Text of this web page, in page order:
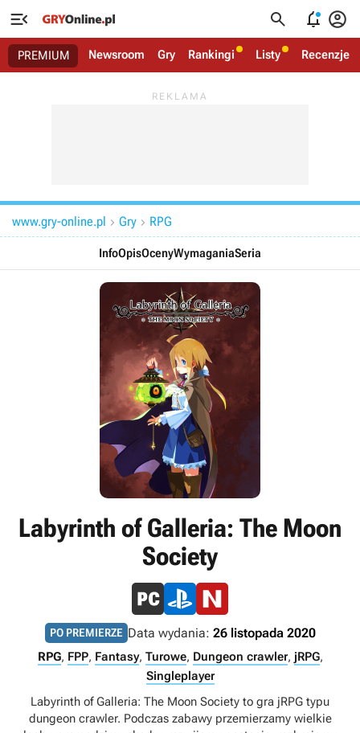
   
PREMIUM Newsroom Gry Rankingi Listy Recenzje
www.gry-online.pl  Gry  RPG
InfoOpisOcenyWymaganiaSeria
Labyrinth of Galleria: The Moon
Society
PO PREMIERZE Data wydania: 26 listopada 2020
RPG, FPP, Fantasy, Turowe, Dungeon crawler, jRPG,
Singleplayer
Labyrinth of Galleria: The Moon Society to gra jRPG typu
dungeon crawler. Podczas zabawy przemierzamy wielkie